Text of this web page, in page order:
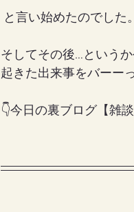
と言い始めたのでした。
そしてその後…というか
起きた出来事をバーー
👇今日の裏ブログ【雑談